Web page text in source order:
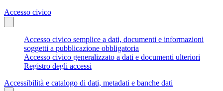
Accesso civico
Accesso civico semplice a dati, documenti e informazioni
soggetti a pubblicazione obbligatoria
Accesso civico generalizzato a dati e documenti ulteriori
Registro degli accessi
Accessibilità e catalogo di dati, metadati e banche dati